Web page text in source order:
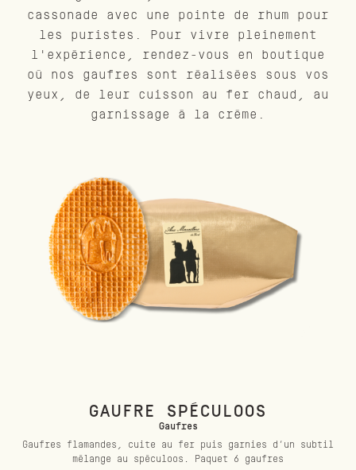
cassonade avec une pointe de rhum pour
les puristes. Pour vivre pleinement
l'expérience, rendez-vous en boutique
où nos gaufres sont réalisées sous vos
yeux, de leur cuisson au fer chaud, au
garnissage à la crème.
GAUFRE SPÉCULOOS
Gaufres
Gaufres flamandes, cuite au fer puis garnies d’un subtil
mélange au spéculoos. Paquet 6 gaufres